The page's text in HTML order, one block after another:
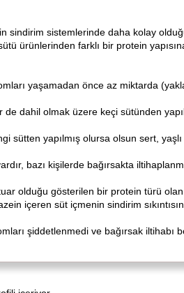
sindirim sistemlerinde daha kolay
ürünlerinden farklı bir protein
yaşamadan önce az miktarda
dahil olmak üzere keçi sütünden
sütten yapılmış olursa olsun sert,
bazı kişilerde bağırsakta
olduğu gösterilen bir protein türü
içeren süt içmenin sindirim
şiddetlenmedi ve bağırsak iltihabı